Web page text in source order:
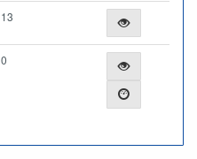
13
0